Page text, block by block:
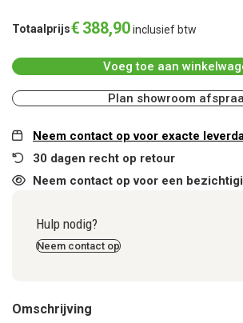
Totaalprijs€ 388,90inclusief btw
Voeg toe aan
Plan showroom
Neem contact op voor exacte
30 dagen recht op retour
Neem contact op voor een
Hulp nodig?
Neem contact op
Omschrijving